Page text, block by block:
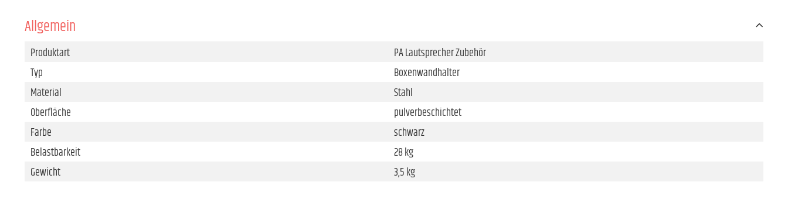
Allgemein
Produktart
PA Lautsprecher Zubehör
Typ
Boxenwandhalter
Material
Stahl
Oberfläche
pulverbeschichtet
Farbe
schwarz
Belastbarkeit
28 kg
Gewicht
3,5 kg